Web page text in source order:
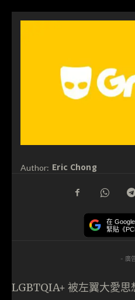
Author: Eric Chong
在 Google
緊貼《
- 廣
LGBTQIA+ 被左翼大愛